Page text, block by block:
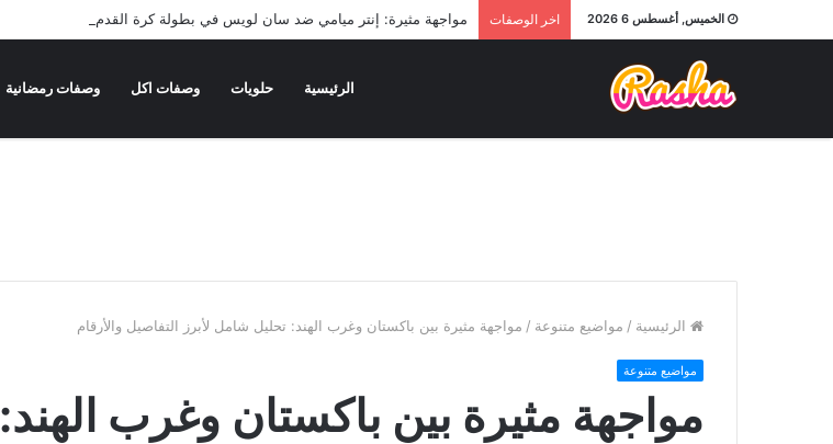
الخميس, أغسطس 6 2026 اخر الوصفات مواجهة مثيرة: إنتر ميامي ضد سان لويس في بطولة كرة القدم
الرئيسية حلويات وصفات اكل وصفات رمضانية
الرئيسية / مواضيع متنوعة / مواجهة مثيرة بين باكستان وغرب الهند: تحليل شامل لأبرز التفاصيل والأرقام
مواضيع متنوعة
مواجهة مثيرة بين باكستان وغرب الهند: